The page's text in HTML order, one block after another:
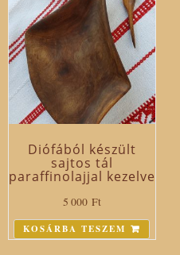
Diófából készült
sajtos tál
paraffinolajjal kezelve
5 000 Ft
KOSÁRBA TESZEM